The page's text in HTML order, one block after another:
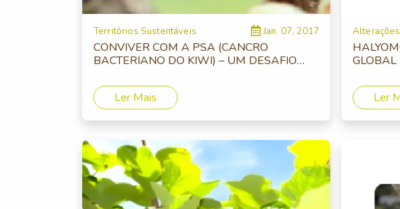
Territórios Sustentáveis Jan. 07, 2017
CONVIVER COM A PSA (CANCRO
BACTERIANO DO KIWI) – UM DESAFIO
Ler Mais
Ler